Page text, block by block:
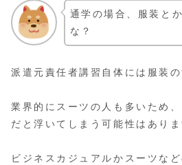
通学の場合、服装と
な？
派遣元責任者講習自体には服装
業界的にスーツの人も多いため
だと浮いてしまう可能性はありま
ビジネスカジュアルかスーツな